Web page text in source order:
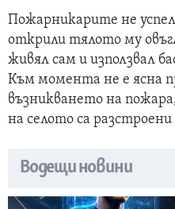
Пожарникарите не
открили тялото му
живял сам и използвал
Към момента не е ясна
възникването на
на селото са
Водещи новини